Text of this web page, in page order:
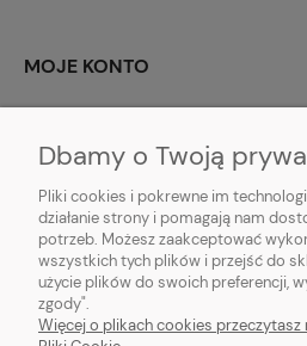
MOJE KONTO
INFORMACJE
O NAS
Dbamy o Twoją
Pliki cookies i pokrewne im
działanie strony i pomagają nam
potrzeb. Możesz zaakceptować
wszystkich tych plików i przejść do
użycie plików do swoich preferencji,
zgody".
Więcej o plikach cookies przeczytasz